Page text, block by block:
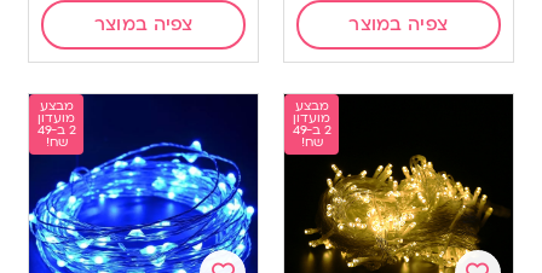
צפיה במוצר צפיה במוצר
מבצע
מועדון
2 ב-49
שח!
מבצע
מועדון
2 ב-49
שח!